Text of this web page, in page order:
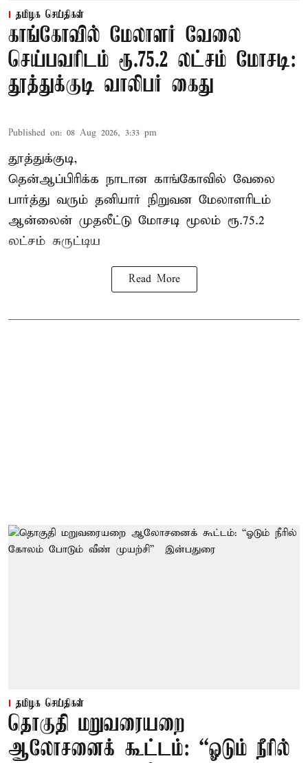
தமிழக செய்திகள்
காங்கோவில் மேலாளர் வேலை
செய்பவரிடம் ரூ.75.2 லட்சம் மோசடி:
தூத்துக்குடி வாலிபர் கைது
Published on: 08 Aug 2026, 3:33 pm
தூத்துக்குடி,
தென்ஆப்பிரிக்க நாடான காங்கோவில் வேலை
பார்த்து வரும் தனியார் நிறுவன மேலாளரிடம்
ஆன்லைன் முதலீட்டு மோசடி மூலம் ரூ.75.2
லட்சம் சுருட்டிய
Read More
தமிழக செய்திகள்
தொகுதி மறுவரையறை
ஆலோசனைக் கூட்டம்: “ஓடும் நீரில்